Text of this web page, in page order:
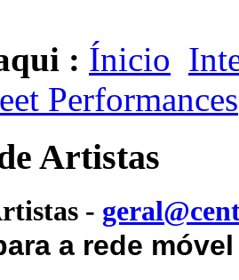
: Ínicio
Performances
Artistas
-
a rede